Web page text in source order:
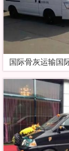
国际骨灰运输国